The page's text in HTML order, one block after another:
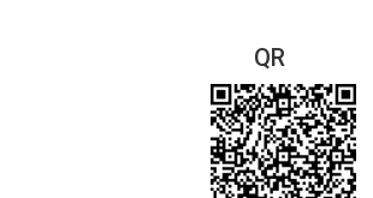
QR